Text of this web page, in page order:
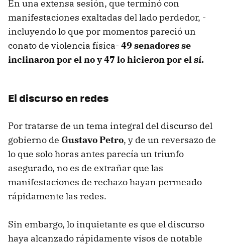
En una extensa sesión, que terminó con
manifestaciones exaltadas del lado perdedor, -
incluyendo lo que por momentos pareció un
conato de violencia física- 49 senadores se
inclinaron por el no y 47 lo hicieron por el sí.
El discurso en redes
Por tratarse de un tema integral del discurso del
gobierno de Gustavo Petro, y de un reversazo de
lo que solo horas antes parecía un triunfo
asegurado, no es de extrañar que las
manifestaciones de rechazo hayan permeado
rápidamente las redes.
Sin embargo, lo inquietante es que el discurso
haya alcanzado rápidamente visos de notable